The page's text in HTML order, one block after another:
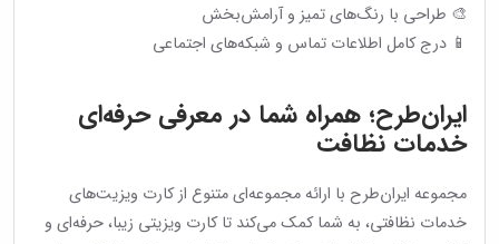
🎨 طراحی با رنگ‌های تمیز و آرامش‌بخش
📱 درج کامل اطلاعات تماس و شبکه‌های اجتماعی
ایران‌طرح؛ همراه شما در معرفی حرفه‌ای
خدمات نظافت
مجموعه ایران‌طرح با ارائه مجموعه‌ای متنوع از کارت ویزیت‌های
خدمات نظافتی، به شما کمک می‌کند تا کارت ویزیتی زیبا، حرفه‌ای و